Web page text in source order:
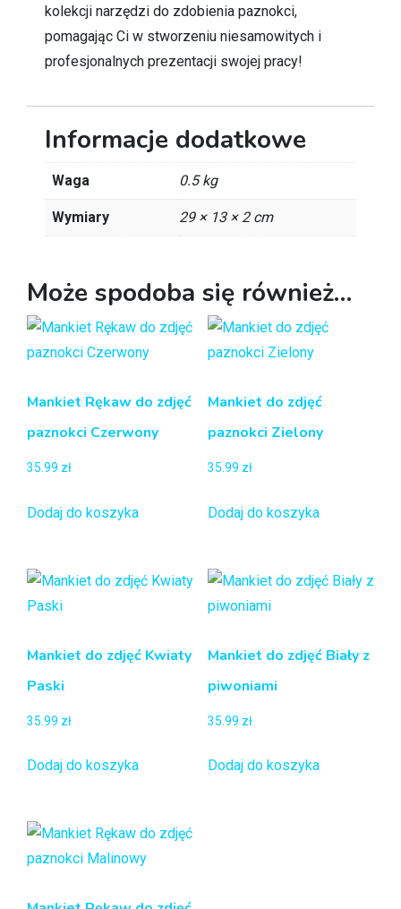
kolekcji narzędzi do zdobienia paznokci,
pomagając Ci w stworzeniu niesamowitych i
profesjonalnych prezentacji swojej pracy!
Informacje dodatkowe
Waga 0.5 kg
Wymiary 29 × 13 × 2 cm
Może spodoba się również…
Mankiet Rękaw do zdjęć
paznokci Czerwony
35.99 zł
Dodaj do koszyka
Mankiet do zdjęć
paznokci Zielony
35.99 zł
Dodaj do koszyka
Mankiet do zdjęć Kwiaty
Paski
35.99 zł
Dodaj do koszyka
Mankiet do zdjęć Biały z
piwoniami
35.99 zł
Dodaj do koszyka